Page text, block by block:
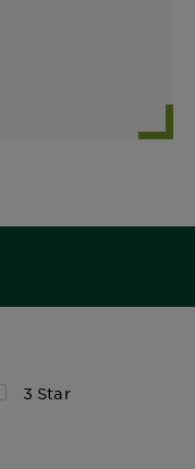
3 Star